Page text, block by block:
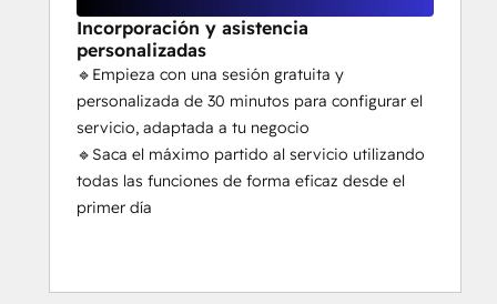
Incorporación y asistencia
personalizadas
🔹Empieza con una sesión gratuita y
personalizada de 30 minutos para configurar el
servicio, adaptada a tu negocio
🔹Saca el máximo partido al servicio utilizando
todas las funciones de forma eficaz desde el
primer día